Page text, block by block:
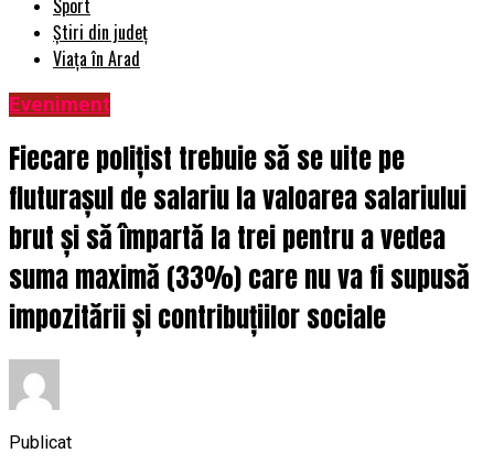
Sport
Știri din județ
Viața în Arad
Eveniment
Fiecare polițist trebuie să se uite pe
fluturașul de salariu la valoarea salariului
brut și să împartă la trei pentru a vedea
suma maximă (33%) care nu va fi supusă
impozitării și contribuțiilor sociale
Publicat